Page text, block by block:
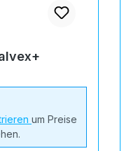
um Preise